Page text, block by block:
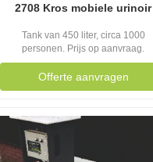
2708 Kros mobiele urinoir
Tank van 450 liter, circa 1000
personen. Prijs op aanvraag.
Offerte aanvragen